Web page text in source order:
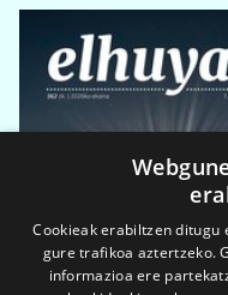
Cookieak erabiltzen ditugu
gure trafikoa aztertzeko.
informazioa ere